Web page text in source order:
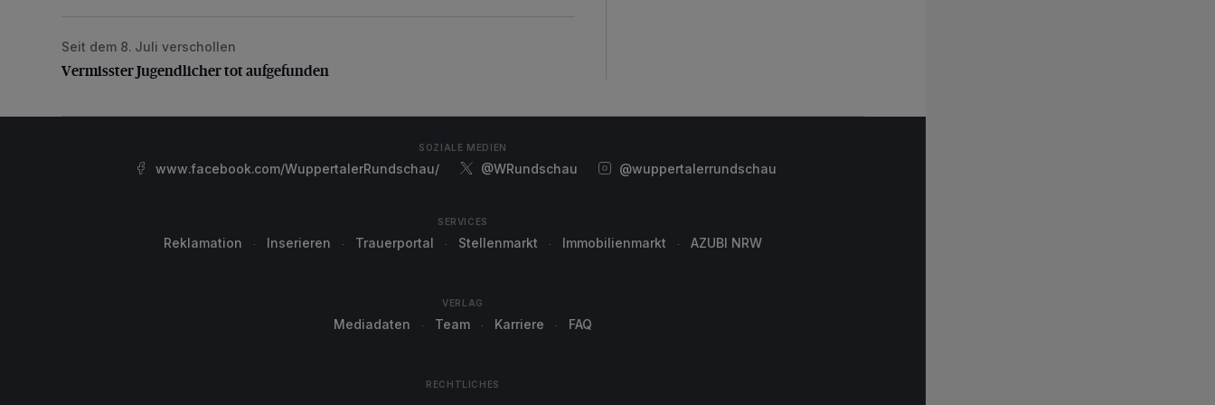
Vermisster Jugendlicher tot aufgefunden
Seit dem 8. Juli verschollen
Vermisster Jugendlicher tot aufgefunden
SOZIALE MEDIEN
www.facebook.com/WuppertalerRundschau/ @WRundschau @wuppertalerrundschau
SERVICES
Reklamation Inserieren Trauerportal Stellenmarkt Immobilienmarkt AZUBI NRW
VERLAG
Mediadaten Team Karriere FAQ
RECHTLICHES